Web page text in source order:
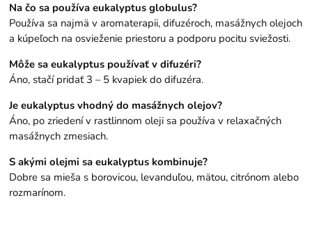
Na čo sa používa eukalyptus globulus?
Používa sa najmä v aromaterapii, difuzéroch, masážnych olejoch
a kúpeľoch na osvieženie priestoru a podporu pocitu sviežosti.
Môže sa eukalyptus používať v difuzéri?
Áno, stačí pridať 3 – 5 kvapiek do difuzéra.
Je eukalyptus vhodný do masážnych olejov?
Áno, po zriedení v rastlinnom oleji sa používa v relaxačných
masážnych zmesiach.
S akými olejmi sa eukalyptus kombinuje?
Dobre sa mieša s borovicou, levanduľou, mätou, citrónom alebo
rozmarínom.